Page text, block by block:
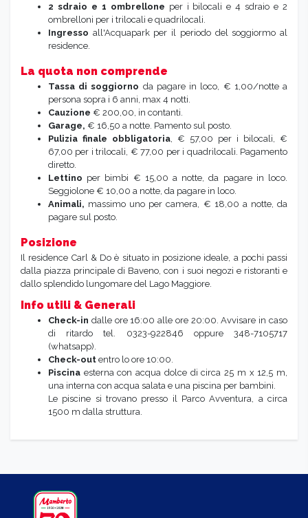
2 sdraio e 1 ombrellone per i bilocali e 4 sdraio e 2
ombrelloni per i trilocali e quadrilocali.
Ingresso all'Acquapark per il periodo del soggiormo al
residence.
La quota non comprende
Tassa di soggiorno da pagare in loco, € 1,00/notte a
persona sopra i 6 anni, max 4 notti.
Cauzione € 200,00, in contanti.
Garage, € 16,50 a notte. Pamento sul posto.
Pulizia finale obbligatoria , € 57,00 per i bilocali, €
67,00 per i trilocali, € 77,00 per i quadrilocali. Pagamento
diretto.
Lettino per bimbi € 15,00 a notte, da pagare in loco.
Seggiolone € 10,00 a notte, da pagare in loco.
Animali, massimo uno per camera, € 18,00 a notte, da
pagare sul posto.
Posizione
Il residence Carl & Do è situato in posizione ideale, a pochi passi
dalla piazza principale di Baveno, con i suoi negozi e ristoranti e
dallo splendido lungomare del Lago Maggiore.
Info utili & Generali
Check-in dalle ore 16:00 alle ore 20:00. Avvisare in caso
di ritardo tel. 0323-922846 oppure 348-7105717
(whatsapp).
Check-out entro lo ore 10:00.
Piscina esterna con acqua dolce di circa 25 m x 12,5 m,
una interna con acqua salata e una piscina per bambini.
Le piscine si trovano presso il Parco Avventura, a circa
1500 m dalla struttura.